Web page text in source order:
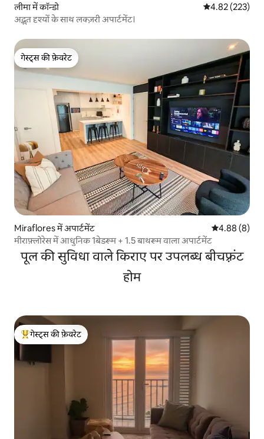
लीमा में कॉन्डो औसत रेटिंग 5 में से
4.82 (223)
अद्भुत दृश्यों के साथ लक्ज़री अपार्टमेंट।
गेस्ट्स की फ़ेवरेट
गेस्ट्स की फ़ेवरेट
Miraflores में अपार्टमेंट औसत रेटिंग 5 में
4.88 (8)
मीराफ़्लोरेस में आधुनिक 1बेडरूम + 1.5 बाथरूम वाला अपार्टमेंट
पूल की सुविधा वाले किराए पर उपलब्ध बीचफ़्रंट
होम
गेस्ट्स का टॉप फ़ेवरेट
गेस्ट्स की फ़ेवरेट